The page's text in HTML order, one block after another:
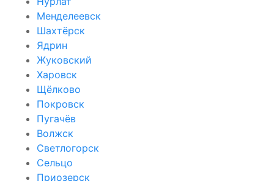
Менделеевск
Шахтёрск
Ядрин
Жуковский
Харовск
Щёлково
Покровск
Пугачёв
Волжск
Светлогорск
Сельцо
Приозерск